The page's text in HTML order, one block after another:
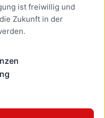
ist freiwillig und
Zukunft in der